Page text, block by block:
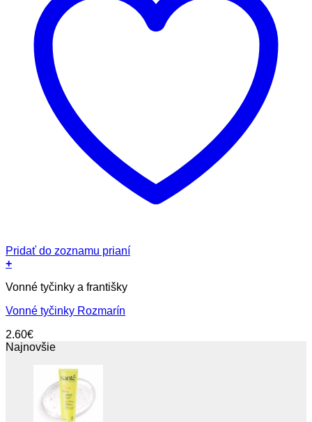
Pridať do zoznamu prianí
+
Vonné tyčinky a františky
Vonné tyčinky Rozmarín
2.60€
Najnovšie